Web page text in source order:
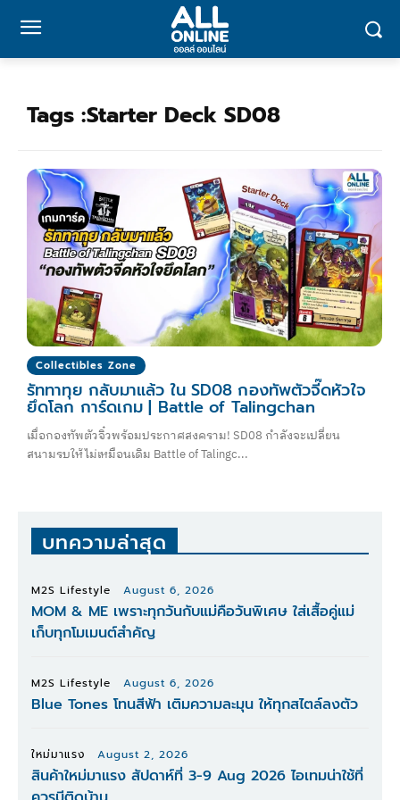
Tags :Starter Deck SD08
Collectibles Zone
รัททาทุย กลับมาแล้ว ใน SD08 กองทัพตัวจี๊ดหัวใจ
ยึดโลก การ์ดเกม | Battle of Talingchan
เมื่อกองทัพตัวจิ๋วพร้อมประกาศสงคราม! SD08 กำลังจะเปลี่ยน
สนามรบให้ไม่เหมือนเดิม Battle of Talingc...
บทความล่าสุด
M2S Lifestyle August 6, 2026
MOM & ME เพราะทุกวันกับแม่คือวันพิเศษ ใส่เสื้อคู่แม่
เก็บทุกโมเมนต์สำคัญ
M2S Lifestyle August 6, 2026
Blue Tones โทนสีฟ้า เติมความละมุน ให้ทุกสไตล์ลงตัว
ใหม่มาแรง August 2, 2026
สินค้าใหม่มาแรง สัปดาห์ที่ 3-9 Aug 2026 ไอเทมน่าใช้ที่